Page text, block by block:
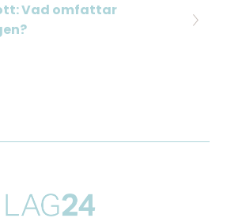
Vad omfattar